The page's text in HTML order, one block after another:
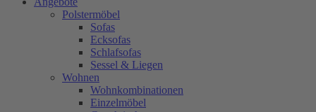
Polstermöbel
Sofas
Ecksofas
Schlafsofas
Sessel & Liegen
Wohnen
Wohnkombinationen
Einzelmöbel